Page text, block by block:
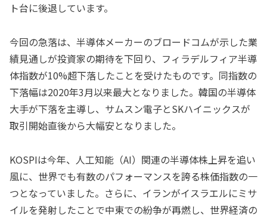
ト台に後退しています。
今回の急落は、半導体メーカーのブロードコムが示した業
績見通しが投資家の期待を下回り、フィラデルフィア半導
体指数が10%超下落したことを受けたものです。同指数の
下落幅は2020年3月以来最大となりました。韓国の半導体
大手が下落を主導し、サムスン電子とSKハイニックスが
取引開始直後から大幅安となりました。
KOSPIは今年、人工知能（AI）関連の半導体株上昇を追い
風に、世界でも有数のパフォーマンスを誇る株価指数の一
つとなっていました。さらに、イランがイスラエルにミサ
イルを発射したことで中東での紛争が再燃し、世界経済の